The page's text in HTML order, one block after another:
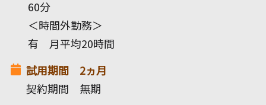
60分
＜時間外勤務＞
有 月平均20時間
試用期間 2ヵ月
契約期間 無期